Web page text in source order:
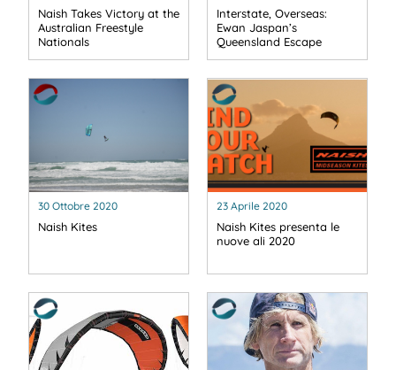
Naish Takes Victory at the
Australian Freestyle
Nationals
Interstate, Overseas:
Ewan Jaspan’s
Queensland Escape
30 Ottobre 2020
Naish Kites
23 Aprile 2020
Naish Kites presenta le
nuove ali 2020